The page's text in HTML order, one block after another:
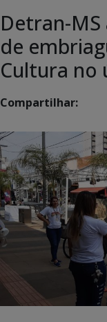
Detran-
de
Cultura no
Compartilhar: